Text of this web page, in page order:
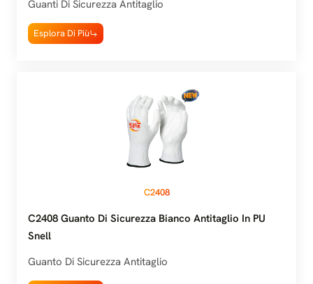
Guanti Di Sicurezza Antitaglio
Esplora Di Più
C2408
C2408 Guanto Di Sicurezza Bianco Antitaglio In PU
Snell
Guanto Di Sicurezza Antitaglio